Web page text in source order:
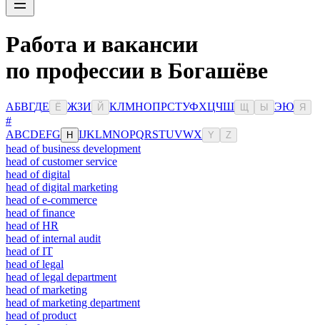
Работа и вакансии
по профессии в Богашёве
АБВГДЕ Ё ЖЗИ Й КЛМНОПРСТУФХЦЧШ Ы ЭЮ Я
#
ABCDEFG H IJKLMNOPQRSTUVWX Y Z
head of business development
head of customer service
head of digital
head of digital marketing
head of e-commerce
head of finance
head of HR
head of internal audit
head of IT
head of legal
head of legal department
head of marketing
head of marketing department
head of product